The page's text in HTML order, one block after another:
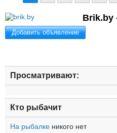
Brik.by
Добавить объявление
Просматривают:
Кто рыбачит
На рыбалке никого нет